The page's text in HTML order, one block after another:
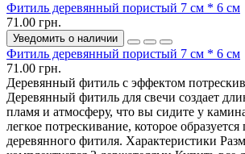
Фитиль деревянный пористый 7 см * 6 см
71.00 грн.
Уведомить о наличии
Фитиль деревянный пористый 7 см * 6 см
71.00 грн.
Деревянный фитиль с эффектом
Деревянный фитиль для свечи создает
пламя и атмосферу, что вы сидите у
легкое потрескивание, которое
деревянного фитиля. Характеристики